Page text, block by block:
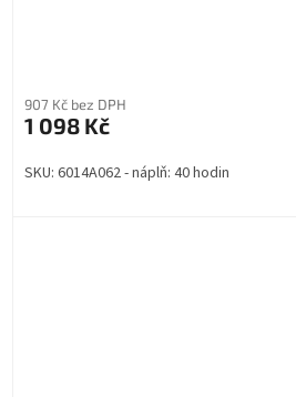
907 Kč bez DPH
1 098 Kč
SKU: 6014A062 - náplň: 40 hodin